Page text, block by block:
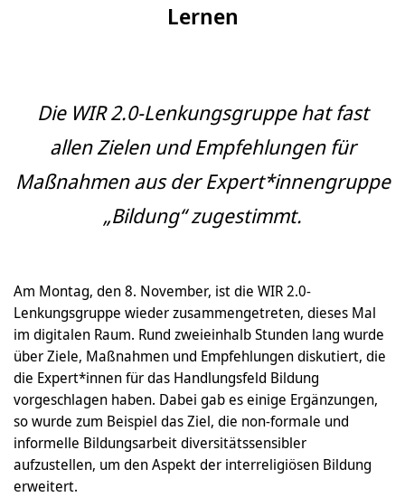
Lernen
Die WIR 2.0-Lenkungsgruppe hat fast
allen Zielen und Empfehlungen für
Maßnahmen aus der Expert*innengruppe
„Bildung“ zugestimmt.
Am Montag, den 8. November, ist die WIR 2.0-
Lenkungsgruppe wieder zusammengetreten, dieses Mal
im digitalen Raum. Rund zweieinhalb Stunden lang wurde
über Ziele, Maßnahmen und Empfehlungen diskutiert, die
die Expert*innen für das Handlungsfeld Bildung
vorgeschlagen haben. Dabei gab es einige Ergänzungen,
so wurde zum Beispiel das Ziel, die non-formale und
informelle Bildungsarbeit diversitätssensibler
aufzustellen, um den Aspekt der interreligiösen Bildung
erweitert.